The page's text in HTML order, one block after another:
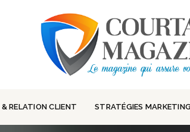
RELATION CLIENT STRATÉGIES